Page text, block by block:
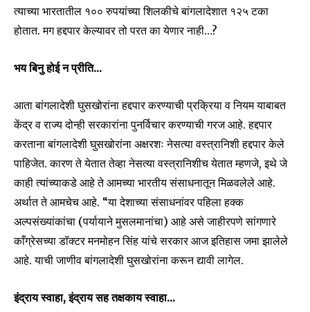
त्याच्या भारतातील १०० रुपयांच्या शिलकीचे बांगलादेशात १२५ टका
होतात. मग हद्दपार केल्यावर तो परत का येणार नाही…?
भय बिनु होई न प्रीति…
आता बांगलादेशी घुसखोरांना हद्दपार करण्याची प्रक्रिया व नियम याबाबत
केंद्र व राज्य दोन्ही सरकारांना पुनर्विचार करण्याची गरज आहे. हद्दपार
करताना बांगलादेशी घुसखोरांना अक्षरशः नेसत्या वस्त्रानिशी हद्दपार केले
पाहिजेत. कारण ते येतात तेव्हा नेसत्या वस्त्रानिशीच येतात म्हणजे, इथे जे
काही त्यांच्याकडे आहे ते आमच्या भारतीय संसाधनातून मिळवलेले आहे.
अर्थात ते आमचेच आहे. “या देशाच्या संसाधनांवर पहिला हक्क
अल्पसंख्यांकांचा (पर्यायाने मुसलमानांचा) आहे असे जाहीरपणे सांगणारे
काँग्रेसच्या डॉक्टर मनमोहन सिंह यांचे सरकार आज इतिहास जमा झालेले
आहे. याची जाणीव बांगलादेशी घुसखोरांना करून द्यावी लागेल.
इंद्राय स्वाहा, इंद्राय सह तक्षकाय स्वाहा…